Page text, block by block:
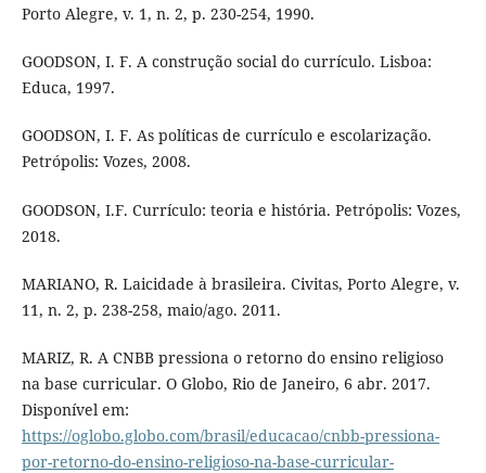
Porto Alegre, v. 1, n. 2, p. 230-254, 1990.
GOODSON, I. F. A construção social do currículo. Lisboa:
Educa, 1997.
GOODSON, I. F. As políticas de currículo e escolarização.
Petrópolis: Vozes, 2008.
GOODSON, I.F. Currículo: teoria e história. Petrópolis: Vozes,
2018.
MARIANO, R. Laicidade à brasileira. Civitas, Porto Alegre, v.
11, n. 2, p. 238-258, maio/ago. 2011.
MARIZ, R. A CNBB pressiona o retorno do ensino religioso
na base curricular. O Globo, Rio de Janeiro, 6 abr. 2017.
Disponível em:
https://oglobo.globo.com/brasil/educacao/cnbb-pressiona-
por-retorno-do-ensino-religioso-na-base-curricular-